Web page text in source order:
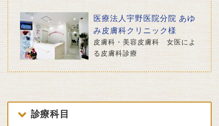
医療法人宇野医院分院 あゆ
み皮膚科クリニック様
皮膚科・美容皮膚科 女医によ
る皮膚科診療
診療科目